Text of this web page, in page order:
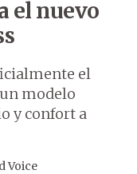
el nuevo
el
modelo
y confort a
Voice